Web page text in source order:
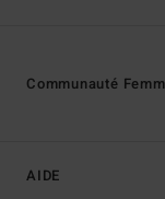
AIDE
Communauté